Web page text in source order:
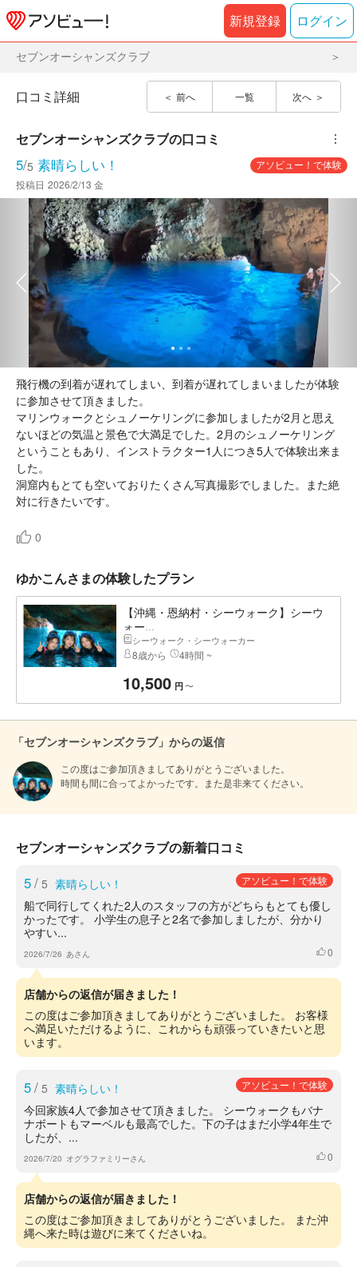
新規登録 ログイン
セブンオーシャンズクラブ
前へ 一覧 次へ
口コミ詳細
セブンオーシャンズクラブの口コミ ︙
5/5 素晴らしい！
アソビュー！で体験
投稿日 2026/2/13 金
飛行機の到着が遅れてしまい、到着が遅れてしまいましたが体験
に参加させて頂きました。
マリンウォークとシュノーケリングに参加しましたが2月と思え
ないほどの気温と景色で大満足でした。2月のシュノーケリング
ということもあり、インストラクター1人につき5人で体験出来ま
した。
洞窟内もとても空いておりたくさん写真撮影でしました。また絶
対に行きたいです。
0
ゆかこんさまの体験したプラン
【沖縄・恩納村・シーウォーク】シーウ
ォー...
シーウォーク・シーウォーカー
8歳から 4時間 ~
10,500 円 〜
「セブンオーシャンズクラブ」からの返信
この度はご参加頂きましてありがとうございました。
時間も間に合ってよかったです。また是非来てください。
セブンオーシャンズクラブの新着口コミ
5/ 5 素晴らしい！ アソビュー！で体験
船で同行してくれた2人のスタッフの方がどちらもとても優し
かったです。 小学生の息子と2名で参加しましたが、分かり
やすい...
2026/7/26 あさん いいね
0
店舗からの返信が届きました！
この度はご参加頂きましてありがとうございました。 お客様
へ満足いただけるように、これからも頑張っていきたいと思
います。
5/ 5 素晴らしい！ アソビュー！で体験
今回家族4人で参加させて頂きました。 シーウォークもバナ
ナボートもマーベルも最高でした。下の子はまだ小学4年生で
したが、...
2026/7/20 オグラファミリーさん いいね
0
店舗からの返信が届きました！
この度はご参加頂きましてありがとうございました。 また沖
縄へ来た時は遊びに来てくださいね。